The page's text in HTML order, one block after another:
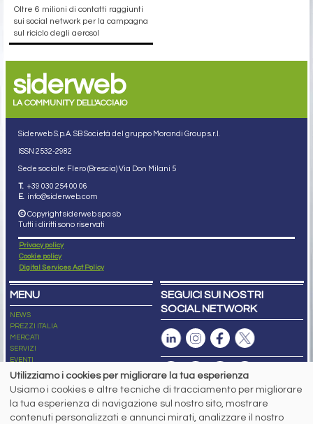
Oltre 6 milioni di contatti raggiunti
sui social network per la campagna
sul riciclo degli aerosol
siderweb
LA COMMUNITY DELL'ACCIAIO
Siderweb S.p.A. SB Società del gruppo Morandi Group s.r.l.
ISSN 2532-2982
Sede sociale: Flero (Brescia) Via Don Milani 5
T. +39 030 254 00 06
E. info@siderweb.com
Copyright siderweb spa sb
Tutti i diritti sono riservati
Privacy policy
Cookie policy
Digital Services Act Policy
MENU
NEWS
PREZZI ITALIA
MERCATI
SERVIZI
EVENTI
ABBONAMENTI
NEWSLETTER
SEGUICI SUI NOSTRI
SOCIAL NETWORK
Capitale Sociale: 190.000€ interamente versato
Registro delle Imprese di Brescia
Utilizziamo i cookies per migliorare la tua esperienza
Usiamo i cookies e altre tecniche di tracciamento per migliorare
la tua esperienza di navigazione sul nostro sito, mostrare
contenuti personalizzati e annunci mirati, analizzare il nostro